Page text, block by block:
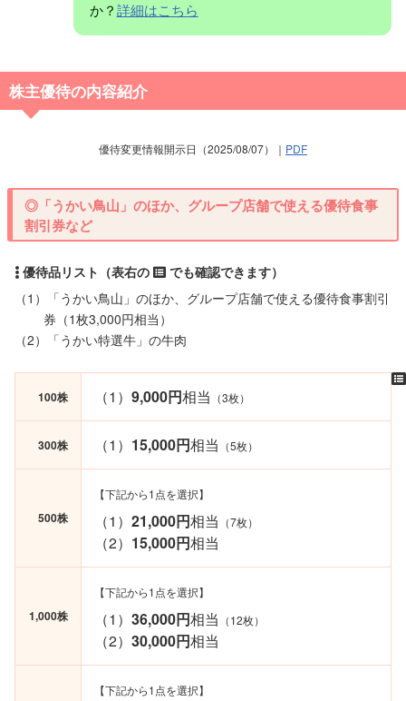
か？詳細はこちら
株主優待の内容紹介
優待変更情報開示日（2025/08/07）｜ PDF
◎「うかい鳥山」のほか、グループ店舗で使える優待食事
割引券など
（1）「うかい鳥山」のほか、グループ店舗で使える優待食事割引
券（1枚3,000円相当）
（2）「うかい特選牛」の牛肉
100株 （1）9,000円相当 （3枚）
300株 （1） 15,000円相当 （5枚）
500株
【下記から1点を選択】
（1）21,000円相当 （7枚）
（2） 15,000円相当
1,000株
【下記から1点を選択】
（1）36,000円相当 （12枚）
（2）30,000円相当
【下記から1点を選択】